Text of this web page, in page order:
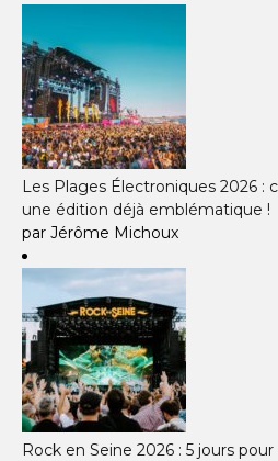
Les Plages Électroniques 2026 :
une édition déjà emblématique !
par Jérôme Michoux
Rock en Seine 2026 : 5 jours